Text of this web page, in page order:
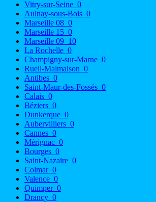
Vitry-sur-Seine 0
Aulnay-sous-Bois 0
Marseille 08 0
Marseille 15 0
Marseille 09 10
La Rochelle 0
Champigny-sur-Marne 0
Rueil-Malmaison 0
Antibes 0
Saint-Maur-des-Fossés 0
Calais 0
Béziers 0
Dunkerque 0
Aubervilliers 0
Cannes 0
Mérignac 0
Bourges 0
Saint-Nazaire 0
Colmar 0
Valence 0
Quimper 0
Drancy 0